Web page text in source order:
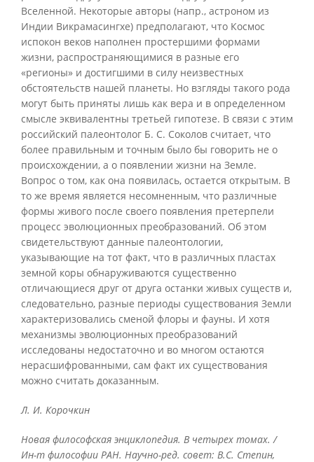
Вселенной. Некоторые авторы (напр., астроном из
Индии Викрамасингхе) предполагают, что Космос
испокон веков наполнен простершими формами
жизни, распространяющимися в разные его
«регионы» и достигшими в силу неизвестных
обстоятельств нашей планеты. Но взгляды такого рода
могут быть приняты лишь как вера и в определенном
смысле эквивалентны третьей гипотезе. В связи с этим
российский палеонтолог Б. С. Соколов считает, что
более правильным и точным было бы говорить не о
происхождении, а о появлении жизни на Земле.
Вопрос о том, как она появилась, остается открытым. В
то же время является несомненным, что различные
формы живого после своего появления претерпели
процесс эволюционных преобразований. Об этом
свидетельствуют данные палеонтологии,
указывающие на тот факт, что в различных пластах
земной коры обнаруживаются существенно
отличающиеся друг от друга останки живых существ и,
следовательно, разные периоды существования Земли
характеризовались сменой флоры и фауны. И хотя
механизмы эволюционных преобразований
исследованы недостаточно и во многом остаются
нерасшифрованными, сам факт их существования
можно считать доказанным.
Л. И. Корочкин
Новая философская энциклопедия. В четырех томах. /
Ин-т философии РАН. Научно-ред. совет: В.С. Степин,